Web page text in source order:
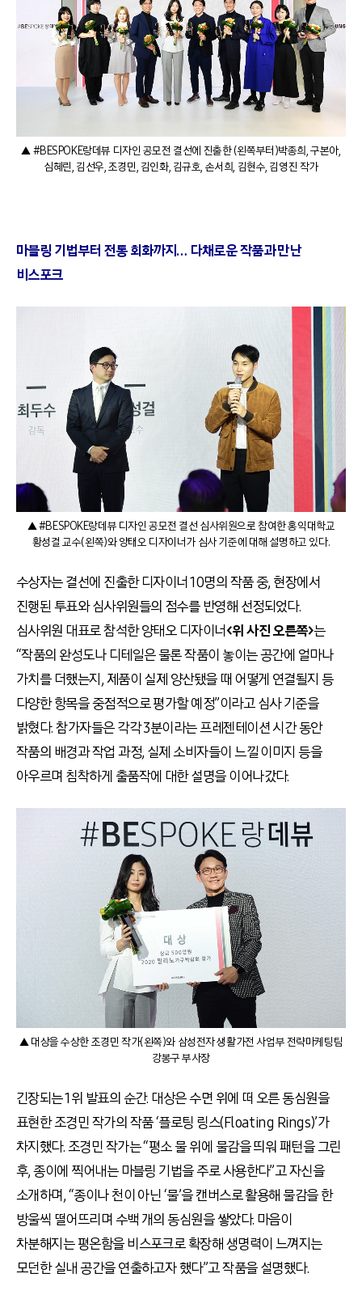
▲ #BESPOKE랑데뷰 디자인 공모전 결선에 진출한 (왼쪽부터)박종희, 구본아,
심혜린, 김선우, 조경민, 김인화, 김규호, 손서희, 김현수, 김영진 작가
마블링 기법부터 전통 회화까지… 다채로운 작품과 만난
비스포크
▲ #BESPOKE랑데뷰 디자인 공모전 결선 심사위원으로 참여한 홍익대학교
황성걸 교수(왼쪽)와 양태오 디자이너가 심사 기준에 대해 설명하고 있다.
수상자는 결선에 진출한 디자이너 10명의 작품 중, 현장에서
진행된 투표와 심사위원들의 점수를 반영해 선정되었다.
심사위원 대표로 참석한 양태오 디자이너<위 사진 오른쪽>는
“작품의 완성도나 디테일은 물론 작품이 놓이는 공간에 얼마나
가치를 더했는지, 제품이 실제 양산됐을 때 어떻게 연결될지 등
다양한 항목을 중점적으로 평가할 예정”이라고 심사 기준을
밝혔다. 참가자들은 각각 3분이라는 프레젠테이션 시간 동안
작품의 배경과 작업 과정, 실제 소비자들이 느낄 이미지 등을
아우르며 침착하게 출품작에 대한 설명을 이어나갔다.
▲ 대상을 수상한 조경민 작가(왼쪽)와 삼성전자 생활가전 사업부 전략마케팅팀
강봉구 부사장
긴장되는 1위 발표의 순간. 대상은 수면 위에 떠 오른 동심원을
표현한 조경민 작가의 작품 ‘플로팅 링스(Floating Rings)’가
차지했다. 조경민 작가는 “평소 물 위에 물감을 띄워 패턴을 그린
후, 종이에 찍어내는 마블링 기법을 주로 사용한다”고 자신을
소개하며, “종이나 천이 아닌 ‘물’을 캔버스로 활용해 물감을 한
방울씩 떨어뜨리며 수백 개의 동심원을 쌓았다. 마음이
차분해지는 평온함을 비스포크로 확장해 생명력이 느껴지는
모던한 실내 공간을 연출하고자 했다”고 작품을 설명했다.